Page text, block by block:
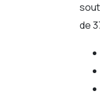
de